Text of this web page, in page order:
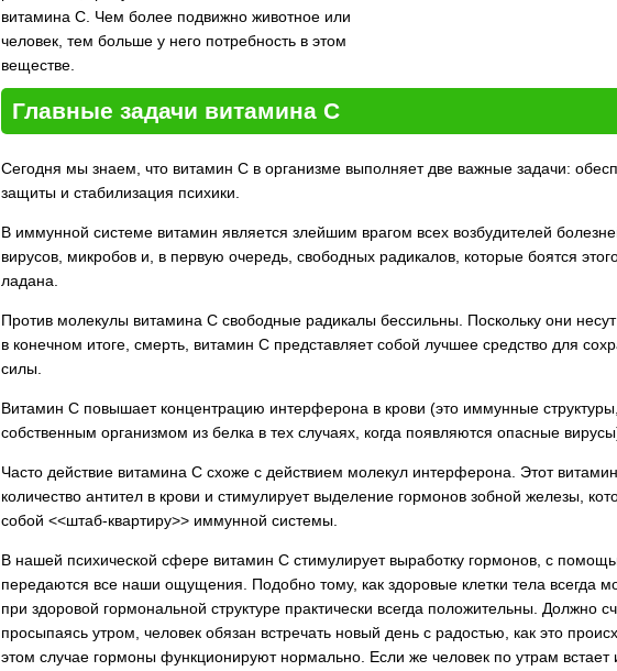
витамина С. Чем более подвижно животное или
человек, тем больше у него потребность в этом
веществе.
Главные задачи витамина С
Сегодня мы знаем, что витамин С в организме выполняет две важные задачи:
защиты и стабилизация психики.
В иммунной системе витамин является злейшим врагом всех возбудителей
вирусов, микробов и, в первую очередь, свободных радикалов, которые боятся
ладана.
Против молекулы витамина С свободные радикалы бессильны. Поскольку они несут
в конечном итоге, смерть, витамин С представляет собой лучшее средство для
силы.
Витамин С повышает концентрацию интерферона в крови (это иммунные
собственным организмом из белка в тех случаях, когда появляются опасные
Часто действие витамина С схоже с действием молекул интерферона. Этот
количество антител в крови и стимулирует выделение гормонов зобной железы,
собой <<штаб-квартиру>> иммунной системы.
В нашей психической сфере витамин С стимулирует выработку гормонов, с
передаются все наши ощущения. Подобно тому, как здоровые клетки тела всегда
при здоровой гормональной структуре практически всегда положительны. Должно
просыпаясь утром, человек обязан встречать новый день с радостью, как это
этом случае гормоны функционируют нормально. Если же человек по утрам встает